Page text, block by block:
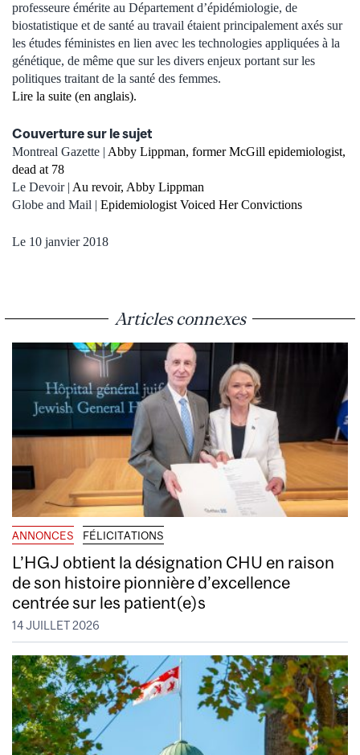
professeure émérite au Département d’épidémiologie, de
biostatistique et de santé au travail étaient principalement axés sur
les études féministes en lien avec les technologies appliquées à la
génétique, de même que sur les divers enjeux portant sur les
politiques traitant de la santé des femmes.
Lire la suite (en anglais).
Couverture sur le sujet
Montreal Gazette | Abby Lippman, former McGill epidemiologist,
dead at 78
Le Devoir | Au revoir, Abby Lippman
Globe and Mail | Epidemiologist Voiced Her Convictions
Le 10 janvier 2018
Articles connexes
ANNONCES FÉLICITATIONS
L’HGJ obtient la désignation CHU en raison
de son histoire pionnière d’excellence
centrée sur les patient(e)s
14 JUILLET 2026